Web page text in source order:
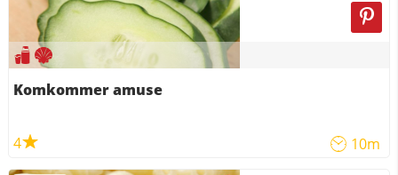
Komkommer amuse
4 10m